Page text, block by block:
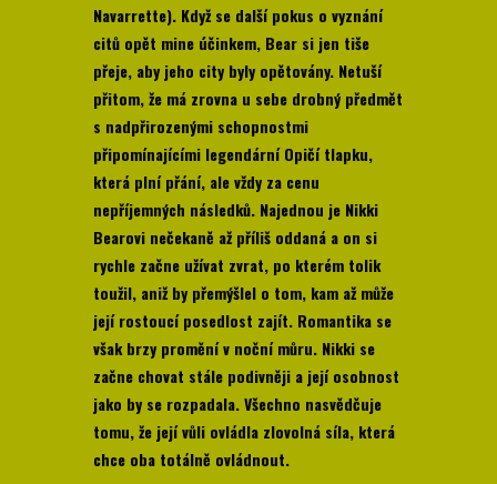
Navarrette). Když se další pokus o vyznání
citů opět mine účinkem, Bear si jen tiše
přeje, aby jeho city byly opětovány. Netuší
přitom, že má zrovna u sebe drobný předmět
s nadpřirozenými schopnostmi
připomínajícími legendární Opičí tlapku,
která plní přání, ale vždy za cenu
nepříjemných následků. Najednou je Nikki
Bearovi nečekaně až příliš oddaná a on si
rychle začne užívat zvrat, po kterém tolik
toužil, aniž by přemýšlel o tom, kam až může
její rostoucí posedlost zajít. Romantika se
však brzy promění v noční můru. Nikki se
začne chovat stále podivněji a její osobnost
jako by se rozpadala. Všechno nasvědčuje
tomu, že její vůli ovládla zlovolná síla, která
chce oba totálně ovládnout.